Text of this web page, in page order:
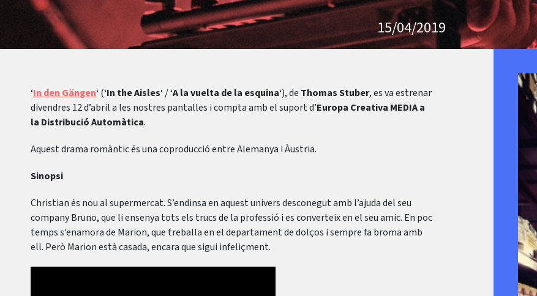
15/04/2019
‘In den Gängen‘ (‘In the Aisles‘ / ‘A la vuelta de la esquina‘), de Thomas Stuber, es va estrenar
divendres 12 d’abril a les nostres pantalles i compta amb el suport d’Europa Creativa MEDIA a
la Distribució Automàtica.
Aquest drama romàntic és una coproducció entre Alemanya i Àustria.
Sinopsi
Christian és nou al supermercat. S’endinsa en aquest univers desconegut amb l’ajuda del seu
company Bruno, que li ensenya tots els trucs de la professió i es converteix en el seu amic. En poc
temps s’enamora de Marion, que treballa en el departament de dolços i sempre fa broma amb
ell. Però Marion està casada, encara que sigui infeliçment.